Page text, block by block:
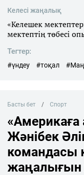
Келесі жаңалық
«Келешек
мектептің төбесі
Тегтер:
#үндеу #тоқал
Басты бет Спорт
Жәнібек
командасы
жаңалығын